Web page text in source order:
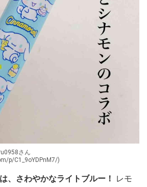
さん
p/C1_9oYDPnM7/)
、さわやかなライトブルー！
レモ